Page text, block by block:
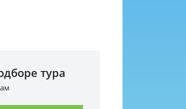
тура